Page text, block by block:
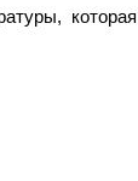
которая